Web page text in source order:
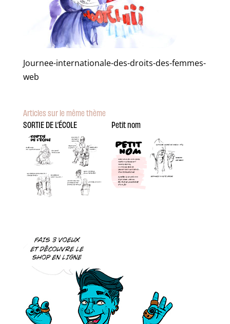
Journee-internationale-des-droits-des-femmes-
web
Articles sur le même thème
SORTIE DE L’ÉCOLE
Petit nom